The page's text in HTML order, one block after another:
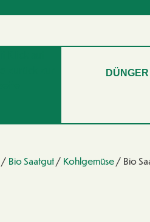
DÜNGER
/ Bio Saatgut / Kohlgemüse / Bio